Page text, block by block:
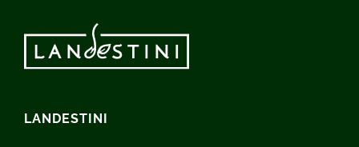
LANDESTINI